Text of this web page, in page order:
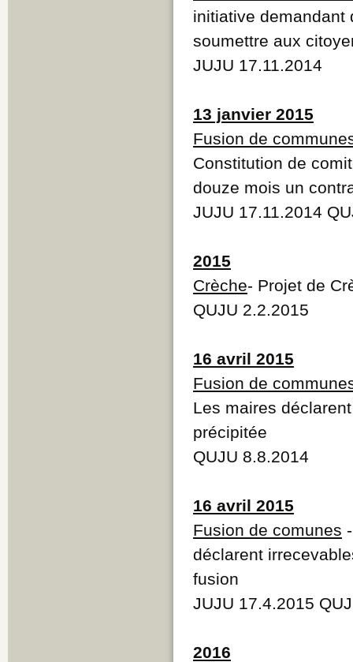
initiative demandant
soumettre aux
JUJU 17.11.2014
13 janvier 2015
Fusion de
Constitution de
douze mois un
JUJU 17.11.2014
2015
Crèche- Projet de
QUJU 2.2.2015
16 avril 2015
Fusion de
Les maires
précipitée
QUJU 8.8.2014
16 avril 2015
Fusion de comunes
déclarent
fusion
JUJU 17.4.2015
2016